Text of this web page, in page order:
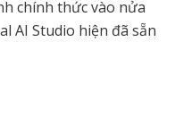
chính thức vào nửa
AI Studio hiện đã sẵn